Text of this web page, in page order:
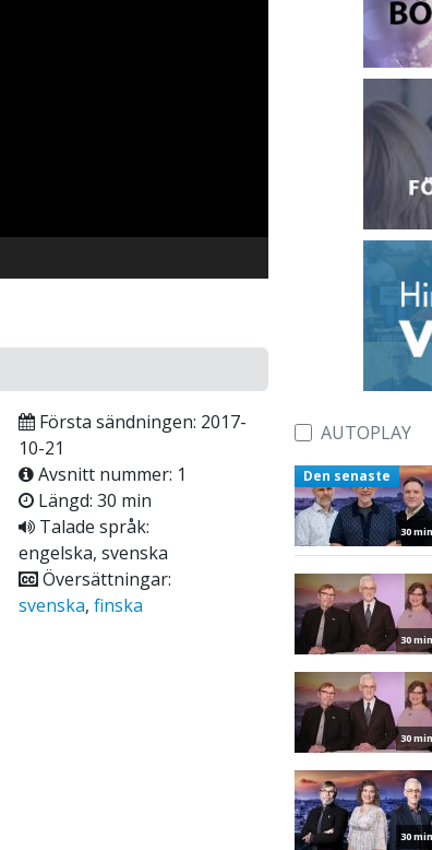
Första sändningen: 2017-
10-21
Avsnitt nummer: 1
Längd: 30 min
Talade språk:
engelska, svenska
Översättningar:
svenska, finska
AUTOPLAY
30 min
Den senaste
30 min
30 min
30 min